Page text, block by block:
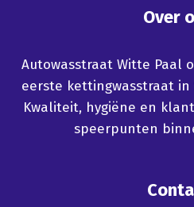
Over
Autowasstraat Witte Paal
eerste kettingwasstraat in
Kwaliteit, hygiëne en
speerpunten